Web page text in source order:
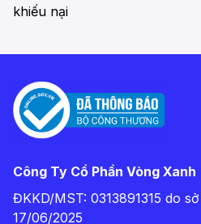
khiếu nại
Công Ty Cổ Phần Vòng Xanh
ĐKKD/MST: 0313891315 do
17/06/2025